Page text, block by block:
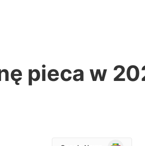
pieca w
Google